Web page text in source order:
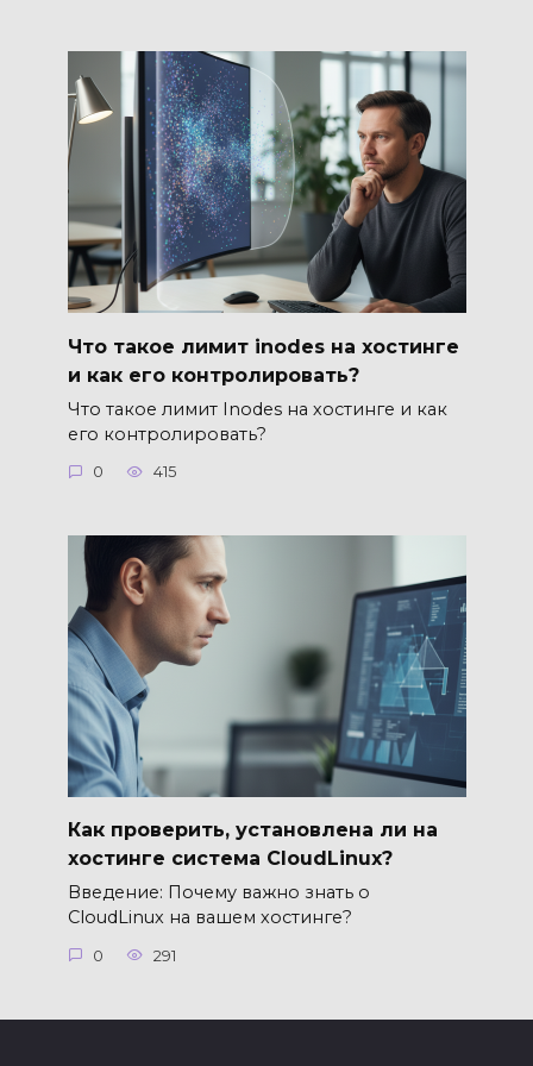
Что такое лимит inodes на хостинге
и как его контролировать?
Что такое лимит Inodes на хостинге и как
его контролировать?
0 415
Как проверить, установлена ли на
хостинге система CloudLinux?
Введение: Почему важно знать о
CloudLinux на вашем хостинге?
0 291